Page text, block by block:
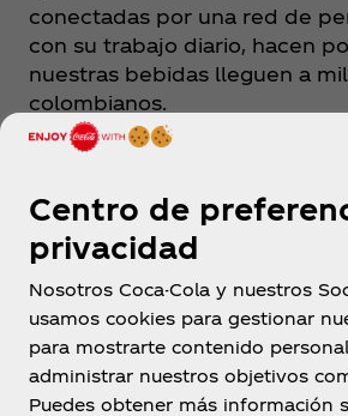
conectadas por una red de
con su trabajo diario, hacen
nuestras bebidas lleguen a
colombianos.​
Colombia
Centro de
privacidad
Nosotros Coca-Cola y nuestros
usamos cookies para gestionar
para mostrarte contenido
administrar nuestros objetivos
Puedes obtener más información